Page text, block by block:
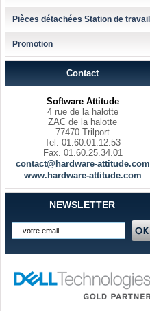
Pièces détachées Station de travail
Promotion
Contact
Software Attitude
4 rue de la halotte
ZAC de la halotte
77470 Trilport
Tel. 01.60.01.12.53
Fax. 01.60.25.34.01
contact@hardware-attitude.com
www.hardware-attitude.com
NEWSLETTER